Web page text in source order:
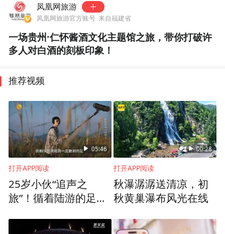
凤凰网旅游
凤凰网旅游官方账号 来自福建省
一场贵州·仁怀酱酒文化主题馆之旅，带你打破许
多人对白酒的刻板印象！
推荐视频
05:46
打开APP阅读
25岁小伙“追声之
旅”！循着陆游的足
南之音
00:28
打开APP阅读
秋瀑潺潺送清凉，初
秋黄巢瀑布风光在线